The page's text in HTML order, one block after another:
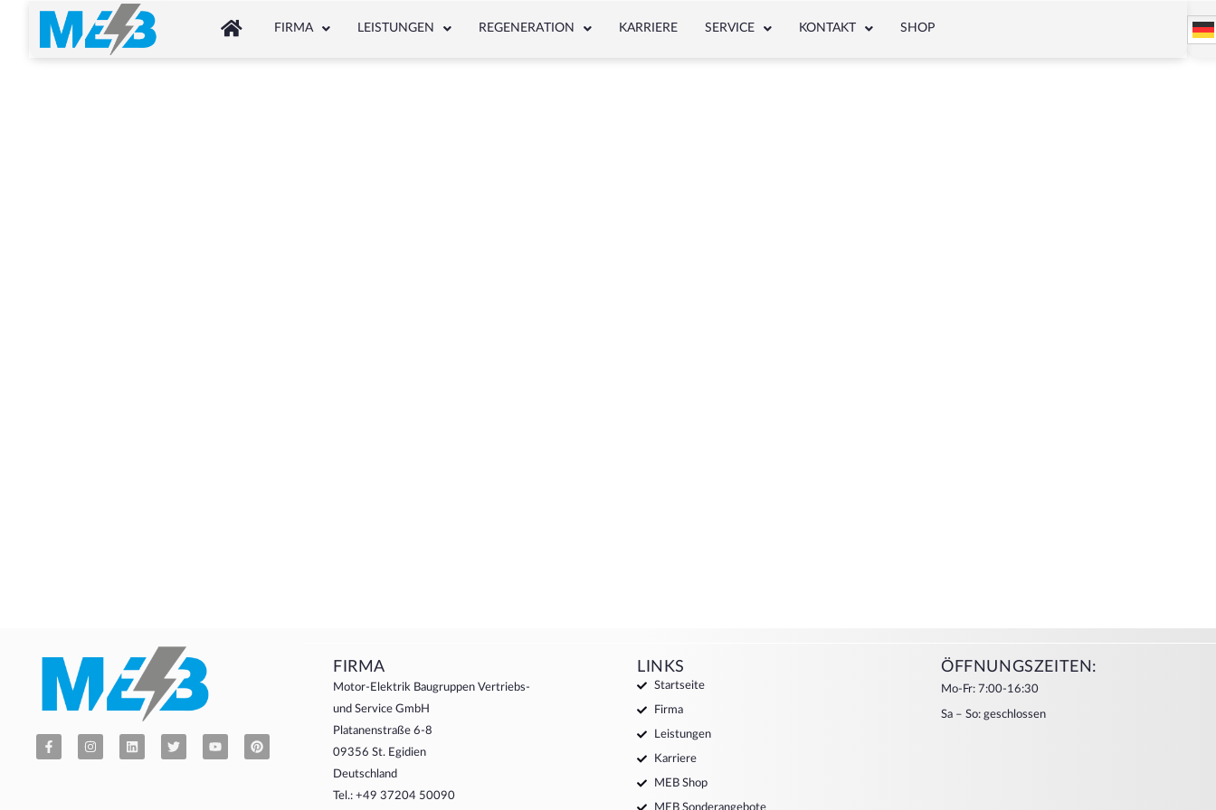
FIRMA LEISTUNGEN REGENERATION KARRIERE SERVICE KONTAKT SHOP
FIRMA
Motor-Elektrik Baugruppen Vertriebs-
und Service GmbH
Platanenstraße 6-8
09356 St. Egidien
Deutschland
Tel.: +49 37204 50090
LINKS
Startseite
Firma
Leistungen
Karriere
MEB Shop
ÖFFNUNGSZEITEN:
Mo-Fr: 7:00-16:30
Sa – So: geschlossen